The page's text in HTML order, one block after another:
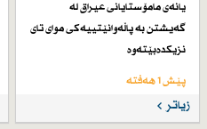
یانەی مامۆستایانی عیراق لە
گەیشتن بە پاڵەوانێتییەكی موای تای
نزیكدەبێتەوە
پێش 1 هەفتە
زیاتر